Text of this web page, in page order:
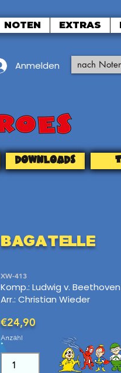
NOTEN EXTRAS
Anmelden
DOWNLOADS
Bagatelle
XW-413
Komp.: Ludwig v. Beethoven
Arr.: Christian Wieder
€24,90
Anzahl